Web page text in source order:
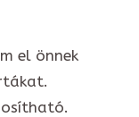
el önnek